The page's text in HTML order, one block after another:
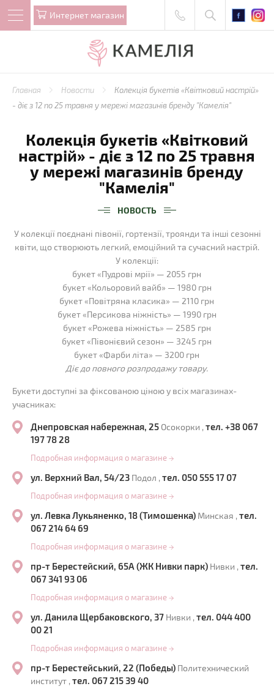
Интернет магазин
Главная Новости
Колекція букетів «Квітковий настрій»
- діє з 12 по 25 травня у мережі магазинів бренду "Камелія"
Колекція букетів «Квітковий
настрій» - діє з 12 по 25 травня
у мережі магазинів бренду
"Камелія"
НОВОСТЬ
У колекції поєднані півонії, гортензії, троянди та інші сезонні
квіти, що створюють легкий, емоційний та сучасний настрій.
У колекції:
букет «Пудрові мрії» — 2055 грн
букет «Кольоровий вайб» — 1980 грн
букет «Повітряна класика» — 2110 грн
букет «Персикова ніжність» — 1990 грн
букет «Рожева ніжність» — 2585 грн
букет «Півонієвий сезон» — 3245 грн
букет «Фарби літа» — 3200 грн
Діє до повного розпродажу товару.
Букети доступні за фіксованою ціною у всіх магазинах-
учасниках:
Днепровская набережная, 25 Осокорки , тел. +38 067
197 78 28
Подробная информация о магазине →
ул. Верхний Вал, 54/23 Подол , тел. 050 555 17 07
Подробная информация о магазине →
ул. Левка Лукьяненко, 18 (Тимошенка) Минская , тел.
067 214 64 69
Подробная информация о магазине →
пр-т Берестейский, 65А (ЖК Нивки парк) Нивки , тел.
067 341 93 06
Подробная информация о магазине →
ул. Данила Щербаковского, 37 Нивки , тел. 044 400
00 21
Подробная информация о магазине →
пр-т Берестейський, 22 (Победы) Политехнический
институт , тел. 067 215 39 40